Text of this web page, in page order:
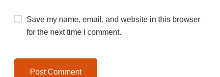
Save my name, email, and website in this browser
for the next time I comment.